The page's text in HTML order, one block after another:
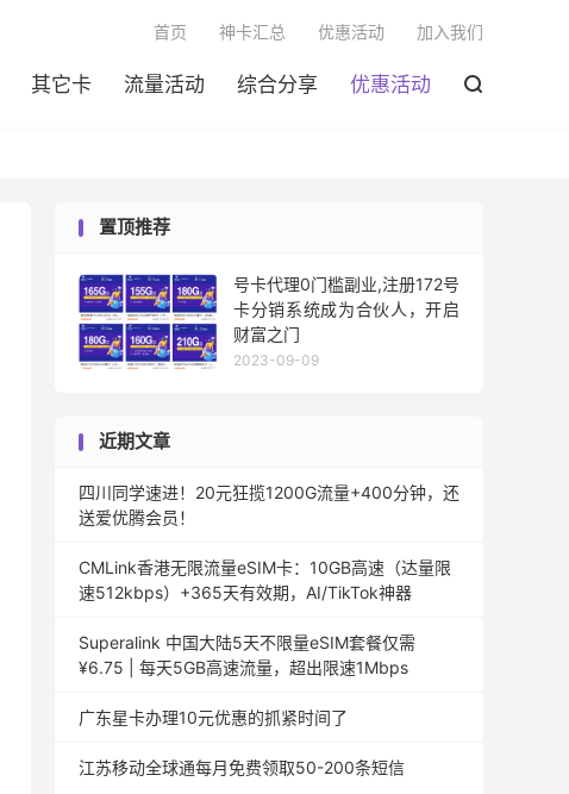
其它卡 流量活动 综合分享 优惠活动 
首页 神卡汇总 优惠活动 加入我们
置顶推荐
号卡代理0门槛副业,注册172号
卡分销系统成为合伙人，开启
财富之门
2023-09-09
近期文章
四川同学速进！20元狂揽1200G流量+400分钟，还
送爱优腾会员！
CMLink香港无限流量eSIM卡：10GB高速（达量限
速512kbps）+365天有效期，AI/TikTok神器
Superalink 中国大陆5天不限量eSIM套餐仅需
¥6.75 | 每天5GB高速流量，超出限速1Mbps
广东星卡办理10元优惠的抓紧时间了
江苏移动全球通每月免费领取50-200条短信